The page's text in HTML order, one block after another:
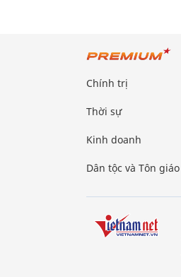
Chính trị
Thời sự
Kinh doanh
Dân tộc và Tôn giáo